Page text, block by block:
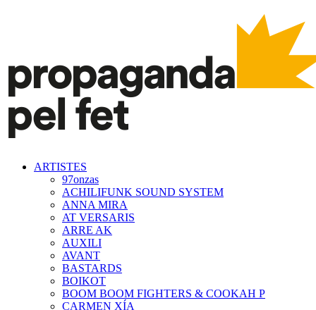
ARTISTES
97onzas
ACHILIFUNK SOUND SYSTEM
ANNA MIRA
AT VERSARIS
ARRE AK
AUXILI
AVANT
BASTARDS
BOIKOT
BOOM BOOM FIGHTERS & COOKAH P
CARMEN XÍA